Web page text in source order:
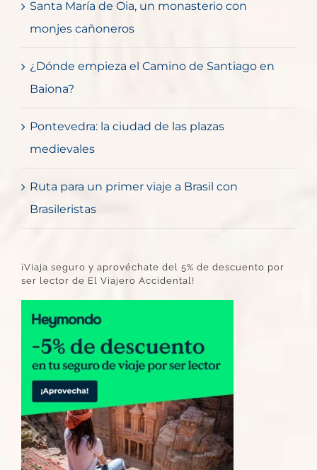
Santa María de Oia, un monasterio con
monjes cañoneros
¿Dónde empieza el Camino de Santiago en
Baiona?
Pontevedra: la ciudad de las plazas
medievales
Ruta para un primer viaje a Brasil con
Brasileristas
¡Viaja seguro y aprovéchate del 5% de descuento por
ser lector de El Viajero Accidental!